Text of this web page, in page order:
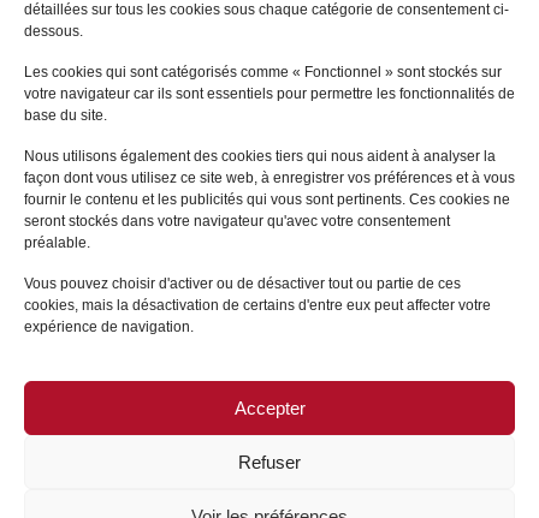
détaillées sur tous les cookies sous chaque catégorie de consentement ci-
dessous.
Les cookies qui sont catégorisés comme « Fonctionnel » sont stockés sur
votre navigateur car ils sont essentiels pour permettre les fonctionnalités de
base du site.
Nous utilisons également des cookies tiers qui nous aident à analyser la
façon dont vous utilisez ce site web, à enregistrer vos préférences et à vous
fournir le contenu et les publicités qui vous sont pertinents. Ces cookies ne
seront stockés dans votre navigateur qu'avec votre consentement
préalable.
Vous pouvez choisir d'activer ou de désactiver tout ou partie de ces
cookies, mais la désactivation de certains d'entre eux peut affecter votre
expérience de navigation.
Accepter
Refuser
SandrineLAMERAND
LYON